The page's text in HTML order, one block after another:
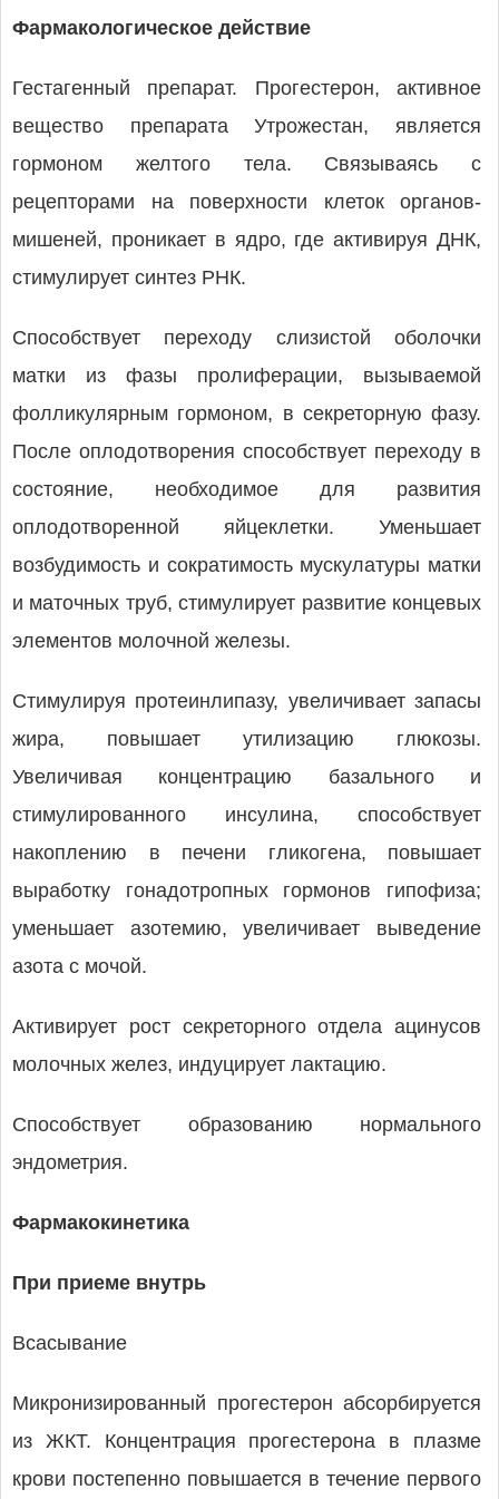
Фармакологическое действие
Гестагенный препарат. Прогестерон, активное
вещество препарата Утрожестан, является
гормоном желтого тела. Связываясь с
рецепторами на поверхности клеток органов-
мишеней, проникает в ядро, где активируя ДНК,
стимулирует синтез РНК.
Способствует переходу слизистой оболочки
матки из фазы пролиферации, вызываемой
фолликулярным гормоном, в секреторную фазу.
После оплодотворения способствует переходу в
состояние, необходимое для развития
оплодотворенной яйцеклетки. Уменьшает
возбудимость и сократимость мускулатуры матки
и маточных труб, стимулирует развитие концевых
элементов молочной железы.
Стимулируя протеинлипазу, увеличивает запасы
жира, повышает утилизацию глюкозы.
Увеличивая концентрацию базального и
стимулированного инсулина, способствует
накоплению в печени гликогена, повышает
выработку гонадотропных гормонов гипофиза;
уменьшает азотемию, увеличивает выведение
азота с мочой.
Активирует рост секреторного отдела ацинусов
молочных желез, индуцирует лактацию.
Способствует образованию нормального
эндометрия.
Фармакокинетика
При приеме внутрь
Всасывание
Микронизированный прогестерон абсорбируется
из ЖКТ. Концентрация прогестерона в плазме
крови постепенно повышается в течение первого